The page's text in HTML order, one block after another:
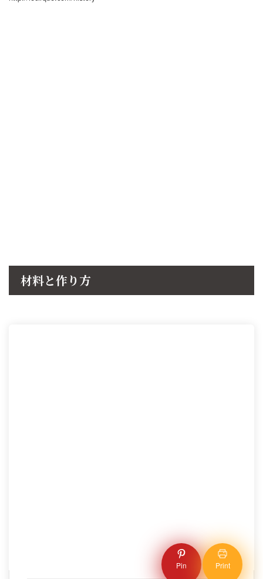
材料と作り方
Pin Print